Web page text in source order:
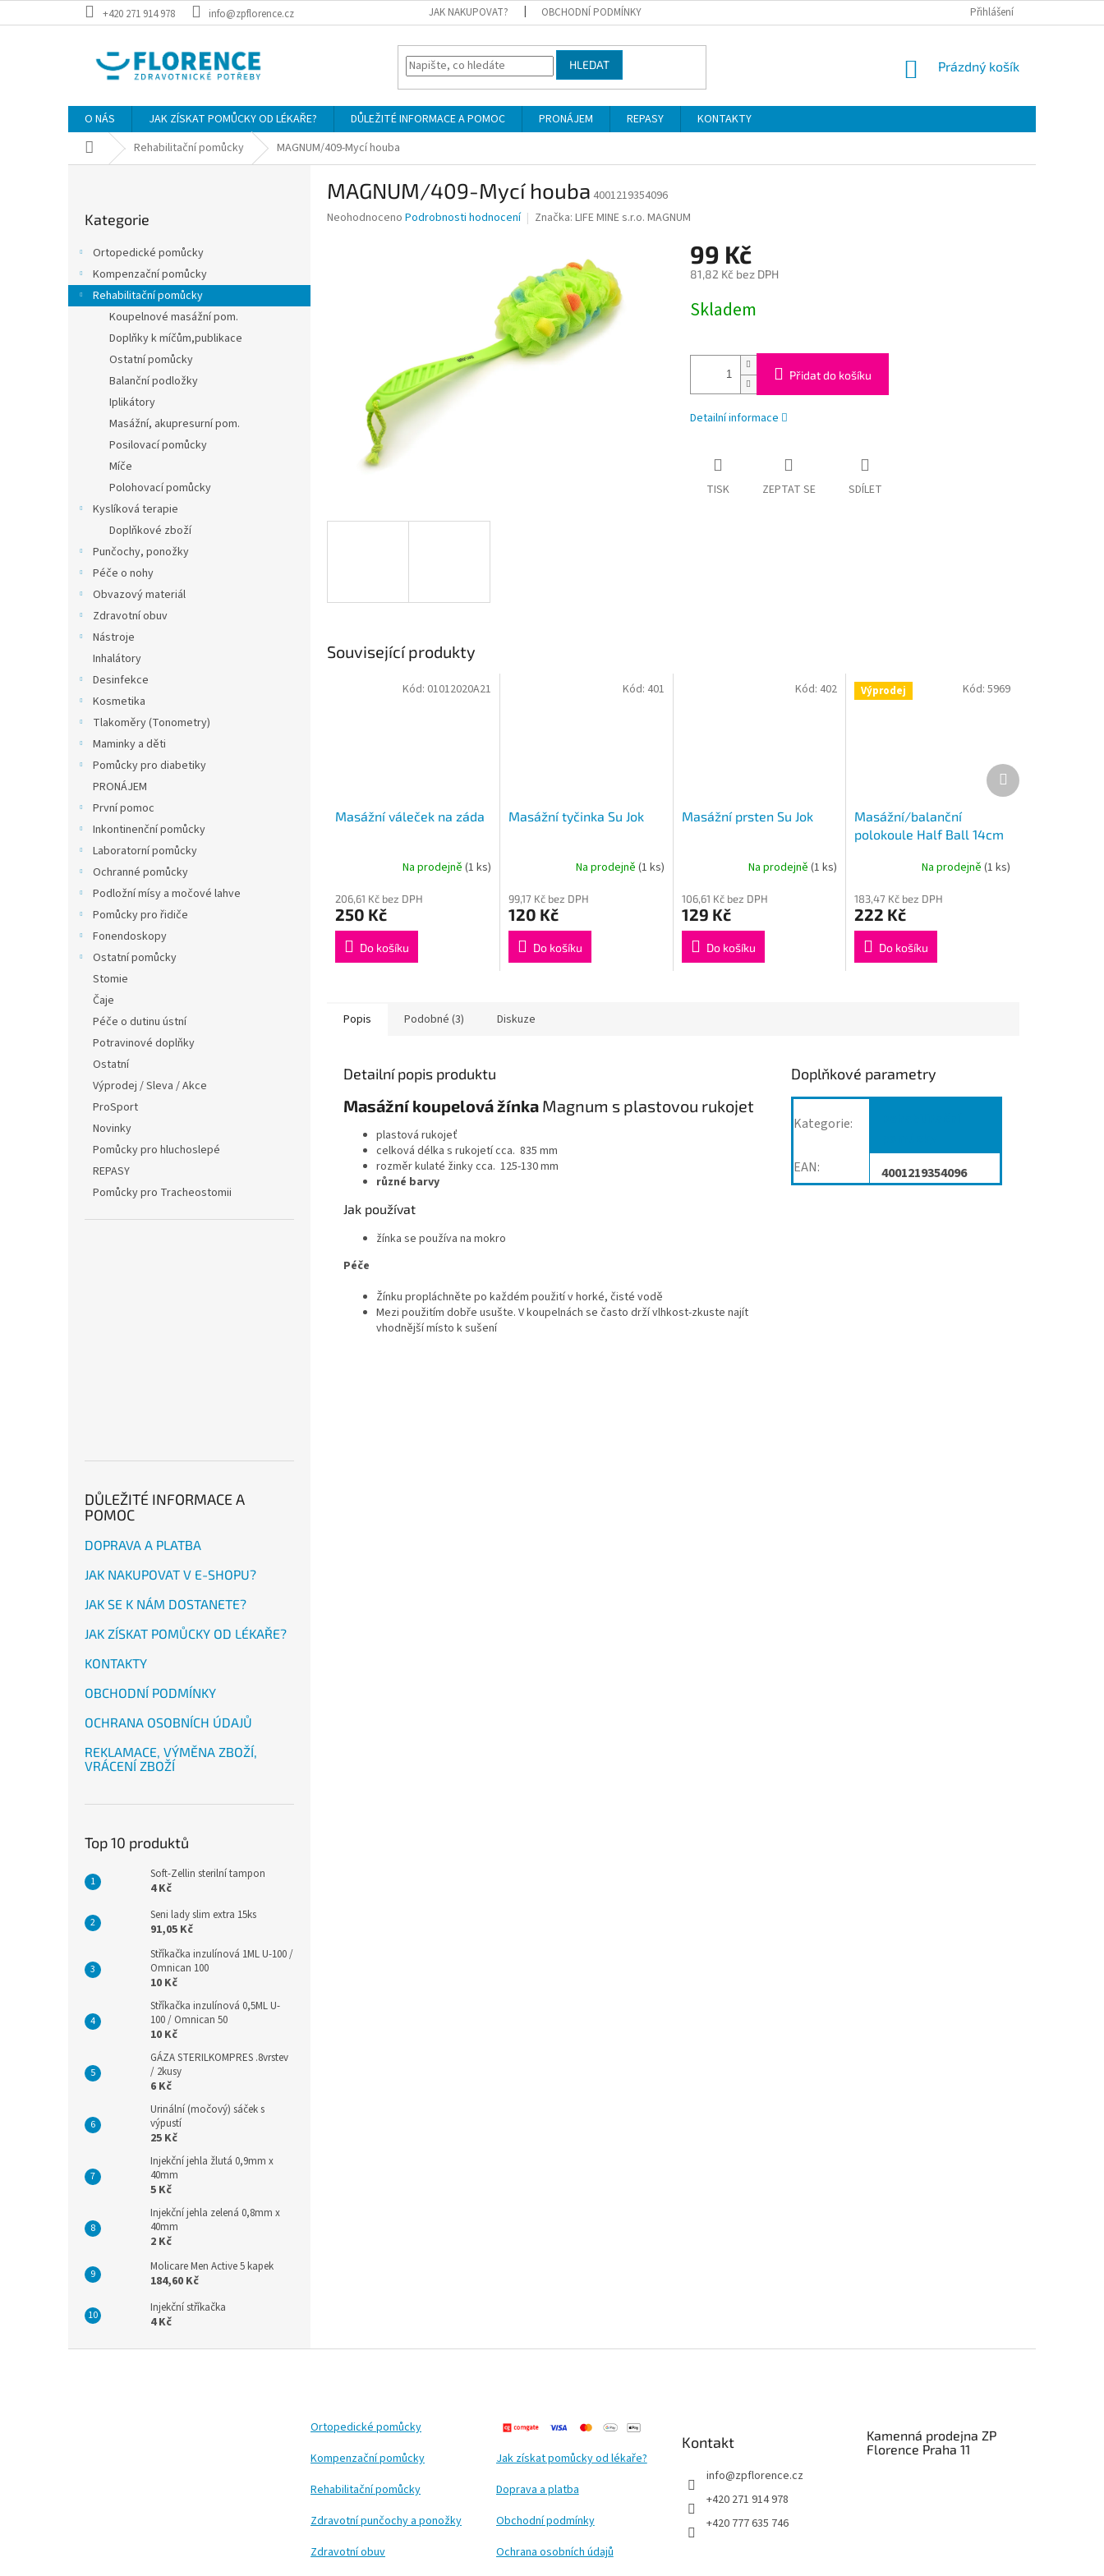
na
+420 271 914 978 info@zpflorence.cz JAK NAKUPOVAT? OBCHODNÍ PODMÍNKY Přihlášení
HLEDAT
NÁKUPNÍ
Prázdný košík
O NÁS JAK ZÍSKAT POMŮCKY OD LÉKAŘE? DŮLEŽITÉ INFORMACE A POMOC PRONÁJEM REPASY
KONTAKTY
Domů Rehabilitační pomůcky MAGNUM/409-Mycí houba
n
kategorie
Kategorie
Ortopedické pomůcky
Kompenzační pomůcky
Rehabilitační pomůcky
Koupelnové masážní pom.
Doplňky k míčům,publikace
Ostatní pomůcky
Balanční podložky
Iplikátory
Masážní, akupresurní pom.
Posilovací pomůcky
Míče
Polohovací pomůcky
Kyslíková terapie
Doplňkové zboží
Punčochy, ponožky
Péče o nohy
Obvazový materiál
Zdravotní obuv
Nástroje
Inhalátory
Desinfekce
Kosmetika
Tlakoměry (Tonometry)
Maminky a děti
Pomůcky pro diabetiky
PRONÁJEM
První pomoc
Inkontinenční pomůcky
Laboratorní pomůcky
Ochranné pomůcky
Podložní mísy a močové lahve
Pomůcky pro řidiče
Fonendoskopy
Ostatní pomůcky
Stomie
Čaje
Péče o dutinu ústní
Potravinové doplňky
Ostatní
Výprodej / Sleva / Akce
ProSport
Novinky
Pomůcky pro hluchoslepé
REPASY
Pomůcky pro Tracheostomii
DŮLEŽITÉ INFORMACE A
POMOC
DOPRAVA A PLATBA
JAK NAKUPOVAT V E-SHOPU?
JAK SE K NÁM DOSTANETE?
JAK ZÍSKAT POMŮCKY OD LÉKAŘE?
KONTAKTY
OBCHODNÍ PODMÍNKY
OCHRANA OSOBNÍCH ÚDAJŮ
REKLAMACE, VÝMĚNA ZBOŽÍ,
VRÁCENÍ ZBOŽÍ
Top 10 produktů
Soft-Zellin sterilní tampon
4 Kč
Seni lady slim extra 15ks
91,05 Kč
Stříkačka inzulínová 1ML U-100 /
Omnican 100
10 Kč
Stříkačka inzulínová 0,5ML U-
100 / Omnican 50
10 Kč
GÁZA STERILKOMPRES .8vrstev
/ 2kusy
6 Kč
Urinální (močový) sáček s
výpustí
25 Kč
Injekční jehla žlutá 0,9mm x
40mm
5 Kč
Injekční jehla zelená 0,8mm x
40mm
2 Kč
Molicare Men Active 5 kapek
184,60 Kč
Injekční stříkačka
4 Kč
MAGNUM/409-Mycí houba 4001219354096
Průměrné
Neohodnoceno Podrobnosti hodnocení Značka: LIFE MINE s.r.o. MAGNUM
99 Kč
81,82 Kč bez DPH
cena:
Skladem
Přidat do košíku
Detailní informace
TISK ZEPTAT SE SDÍLET
Související produkty
Masážní váleček na záda
produktu
je
4,5
5
Na prodejně (1 ks)
206,61 Kč bez DPH
250 Kč
Do košíku
Kód: 01012020A21
Masážní tyčinka Su Jok
Na prodejně (1 ks)
99,17 Kč bez DPH
120 Kč
Do košíku
Kód: 401
Masážní prsten Su Jok
produktu
je
3,7
5
Na prodejně(1 ks)
106,61 Kč bez DPH
129 Kč
Do košíku
Kód: 402 Výprodej
Masážní/balanční
polokoule Half Ball 14cm
Na prodejně (1 ks)
183,47 Kč bez DPH
222 Kč
Do košíku
Kód: 5969
Další
produkt
Popis Podobné (3) Diskuze
Detailní popis produktu
Masážní koupelová žínka Magnum s plastovou rukojet
plastová rukojeť
celková délka s rukojetí cca. 835 mm
rozměr kulaté žinky cca. 125-130 mm
různé barvy
Jak používat
žínka se používa na mokro
Péče
Žínku propláchněte po každém použití v horké, čisté vodě
Mezi použitím dobře usušte. V koupelnách se často drží vlhkost-zkuste najít
vhodnější místo k sušení
Doplňkové parametry
Kategorie:
EAN: 4001219354096
Ortopedické pomůcky
Kompenzační pomůcky
Rehabilitační pomůcky
Zdravotní punčochy a ponožky
Zdravotní obuv
Jak získat pomůcky od lékaře?
Doprava a platba
Obchodní podmínky
Ochrana osobních údajů
Kontakt
info@zpflorence.cz
+420 271 914 978
+420 777 635 746
Kamenná prodejna ZP
Florence Praha 11